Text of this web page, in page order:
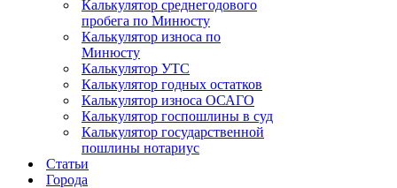
Калькулятор среднегодового
пробега по Минюсту
Калькулятор износа по
Минюсту
Калькулятор УТС
Калькулятор годных остатков
Калькулятор износа ОСАГО
Калькулятор госпошлины в суд
Калькулятор государственной
пошлины нотариус
Статьи
Города